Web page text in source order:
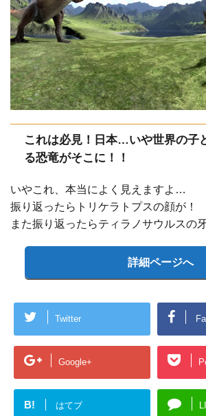
これは必見！日本…いや世界の子
る恐竜がそこに！！
いやこれ、本当によく見えますよ…
振り返ったらトリケラトプスの顔が！
また振り返ったらティラノサウルスの
詳細ページへ
Twitter
Google+
B! はてブ